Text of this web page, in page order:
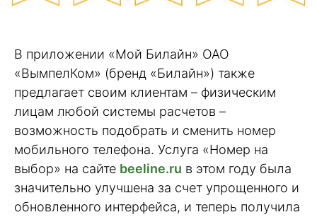
В приложении «Мой Билайн» ОАО
«ВымпелКом» (бренд «Билайн») также
предлагает своим клиентам – физическим
лицам любой системы расчетов –
возможность подобрать и сменить номер
мобильного телефона. Услуга «Номер на
выбор» на сайте beeline.ru в этом году была
значительно улучшена за счет упрощенного и
обновленного интерфейса, и теперь получила